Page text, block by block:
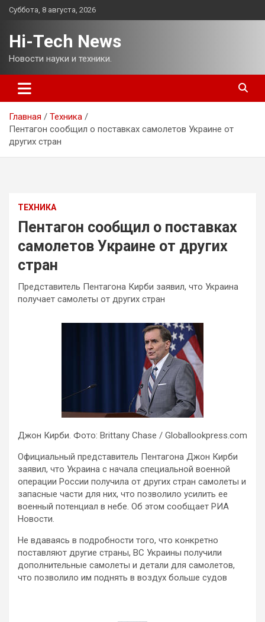
Перейти
Суббота, 8 августа, 2026
Hi-Tech News
Новости науки и техники.
Главная
Техника
Пентагон сообщил о поставках самолетов Украине от
других стран
ТЕХНИКА
Пентагон сообщил о поставках
самолетов Украине от других
стран
Представитель Пентагона Кирби заявил, что Украина
получает самолеты от других стран
Джон Кирби. Фото: Brittany Chase / Globallookpress.com
Официальный представитель Пентагона Джон Кирби
заявил, что Украина с начала специальной военной
операции России получила от других стран самолеты и
запасные части для них, что позволило усилить ее
военный потенциал в небе. Об этом сообщает РИА
Новости.
Не вдаваясь в подробности того, что конкретно
поставляют другие страны, ВС Украины получили
дополнительные самолеты и детали для самолетов,
что позволило им поднять в воздух больше судов